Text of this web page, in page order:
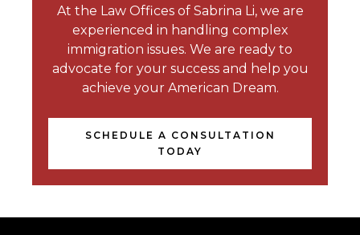
At the Law Offices of Sabrina Li, we are
experienced in handling complex
immigration issues. We are ready to
advocate for your success and help you
achieve your American Dream.
SCHEDULE A CONSULTATION
TODAY